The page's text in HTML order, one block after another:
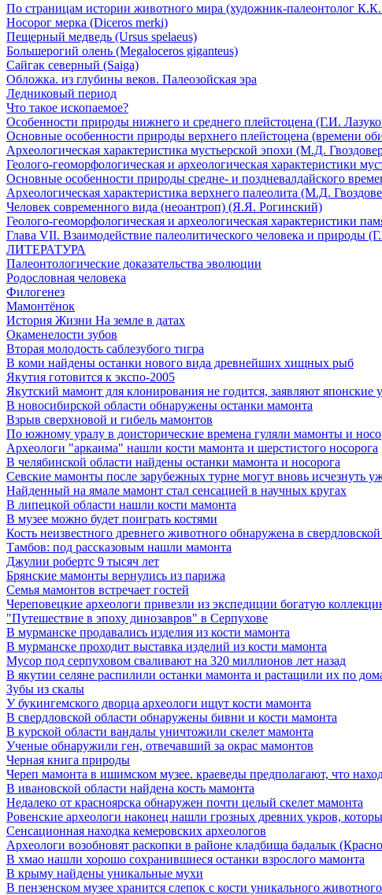
По страницам истории животного мира (художник-палеонтолог
Носорог мерка (Diceros merki)
Пещерный медведь (Ursus spelaeus)
Большерогий олень (Megaloceros giganteus)
Сайгак северный (Saiga)
Обложка. из глубины веков. Палеозойская эра
Ледниковый период
Что такое ископаемое?
Особенности природы нижнего и среднего плейстоцена (Г.И.
Основные особенности природы верхнего плейстоцена (времени
Археологическая характеристика мустьерской эпохи (М.Д.
Геолого-геоморфологическая и археологическая характеристики
Основные особенности природы средне- и поздневалдайского
Археологическая характеристика верхнего палеолита (М.Д.
Человек современного вида (неоантроп) (Я.Я. Рогинский)
Геолого-геоморфологическая и археологическая характеристики
Глава VII. Взаимодействие палеолитического человека и природы
ЛИТЕРАТУРА
Палеонтологические доказательства эволюции
Родословная человека
Филогенез
Мамонтёнок
История Жизни На земле в датах
Окаменелости зубов
Вторая молодость саблезубого тигра
В коми найдены останки нового вида древнейших хищных рыб
Якутия готовится к экспо-2005
Якутский мамонт для клонирования не годится, заявляют японские
В новосибирской области обнаружены останки мамонта
Взрыв сверхновой и гибель мамонтов
По южному уралу в доисторические времена гуляли мамонты и
Археологи "аркаима" нашли кости мамонта и шерстистого носорога
В челябинской области найдены останки мамонта и носорога
Севские мамонты после зарубежных турне могут вновь исчезнуть
Найденный на ямале мамонт стал сенсацией в научных кругах
В липецкой области нашли кости мамонта
В музее можно будет поиграть костями
Кость неизвестного древнего животного обнаружена в свердловской
Тамбов: под рассказовым нашли мамонта
Джулии робертс 9 тысяч лет
Брянские мамонты вернулись из парижа
Семья мамонтов встречает гостей
Череповецкие археологи привезли из экспедиции богатую
"Путешествие в эпоху динозавров" в Серпухове
В мурманске продавались изделия из кости мамонта
В мурманске проходит выставка изделий из кости мамонта
Мусор под cерпуховом сваливают на 320 миллионов лет назад
В якутии селяне распилили останки мамонта и растащили их по
Зубы из скалы
У букингемского дворца археологи ищут кости мамонта
В свердловской области обнаружены бивни и кости мамонта
В курской области вандалы уничтожили скелет мамонта
Ученые обнаружили ген, отвечавший за окрас мамонтов
Черная книга природы
Череп мамонта в ишимском музее. краеведы предполагают, что
В ивановской области найдена кость мамонта
Недалеко от красноярска обнаружен почти целый скелет мамонта
Ровенские археологи наконец нашли грозных древних укров,
Сенсационная находка кемеровских археологов
Археологи возобновят раскопки в районе кладбища бадалык
В хмао нашли хорошо сохранившиеся останки взрослого мамонта
В крыму найдены уникальные мухи
В пензенском музее хранится слепок с кости уникального животного